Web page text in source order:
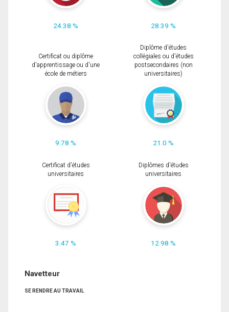
24.38 % 28.39 %
Certificat ou diplôme
d'apprentissage ou d'une
école de métiers
9.78 %
Diplôme d'études
collégiales ou d'études
postsecondaires (non
universitaires)
21.0 %
Certificat d'études
universitaires
3.47 %
Diplômes d'études
universitaires
12.98 %
Navetteur
SE RENDRE AU TRAVAIL